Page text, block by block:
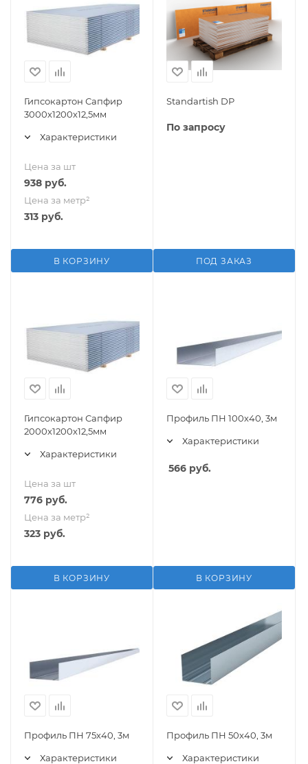
Гипсокартон Сапфир
3000х1200х12,5мм
Характеристики
Цена за шт
938 руб.
Цена за метр²
313 руб.
В КОРЗИНУ
Standartish DP
По запросу
ПОД ЗАКАЗ
Гипсокартон Сапфир
2000х1200х12,5мм
Характеристики
Цена за шт
776 руб.
Цена за метр²
323 руб.
В КОРЗИНУ
Профиль ПН 100х40, 3м
Характеристики
566 руб.
В КОРЗИНУ
Профиль ПН 75х40, 3м
Характеристики
Профиль ПН 50х40, 3м
Характеристики